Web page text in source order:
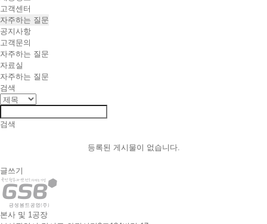
고객센터
자주하는 질문
공지사항
고객문의
자주하는 질문
자료실
자주하는 질문
검색
검색
등록된 게시물이 없습니다.
글쓰기
본사 및 1공장